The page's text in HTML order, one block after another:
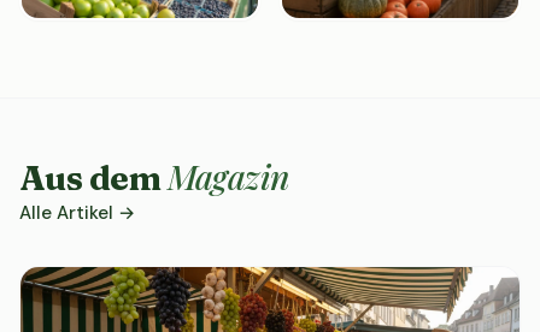
Aus demMagazin
Alle Artikel →